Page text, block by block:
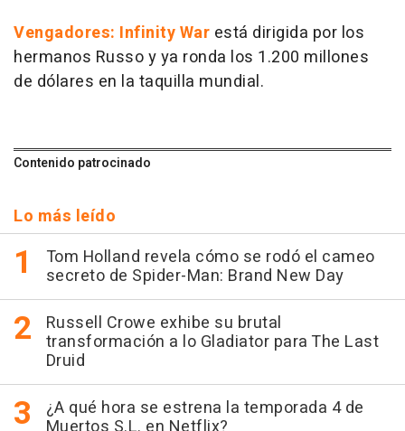
Vengadores: Infinity War está dirigida por los
hermanos Russo y ya ronda los 1.200 millones
de dólares en la taquilla mundial.
Contenido patrocinado
Lo más leído
Tom Holland revela cómo se rodó el cameo
secreto de Spider-Man: Brand New Day
Russell Crowe exhibe su brutal
transformación a lo Gladiator para The Last
Druid
¿A qué hora se estrena la temporada 4 de